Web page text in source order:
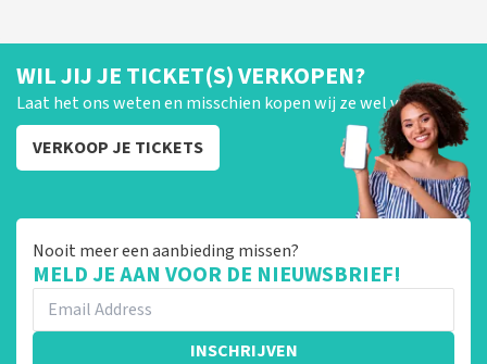
WIL JIJ JE TICKET(S) VERKOPEN?
Laat het ons weten en misschien kopen wij ze wel van je!
VERKOOP JE TICKETS
Nooit meer een aanbieding missen?
MELD JE AAN VOOR DE NIEUWSBRIEF!
INSCHRIJVEN